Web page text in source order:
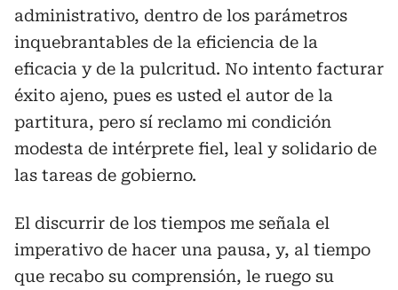
administrativo, dentro de los parámetros
inquebrantables de la eficiencia de la
eficacia y de la pulcritud. No intento facturar
éxito ajeno, pues es usted el autor de la
partitura, pero sí reclamo mi condición
modesta de intérprete fiel, leal y solidario de
las tareas de gobierno.
El discurrir de los tiempos me señala el
imperativo de hacer una pausa, y, al tiempo
que recabo su comprensión, le ruego su